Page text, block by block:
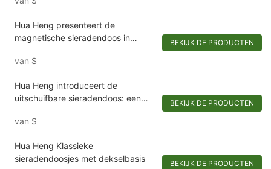
Hua Heng presenteert de
magnetische sieradendoos in
souvenirs-1721984551582989
van $
BEKIJK DE PRODUCTEN
Hua Heng introduceert de
uitschuifbare sieradendoos: een
versieringen
van $
BEKIJK DE PRODUCTEN
Hua Heng Klassieke
sieradendoosjes met dekselbasis
BEKIJK DE PRODUCTEN